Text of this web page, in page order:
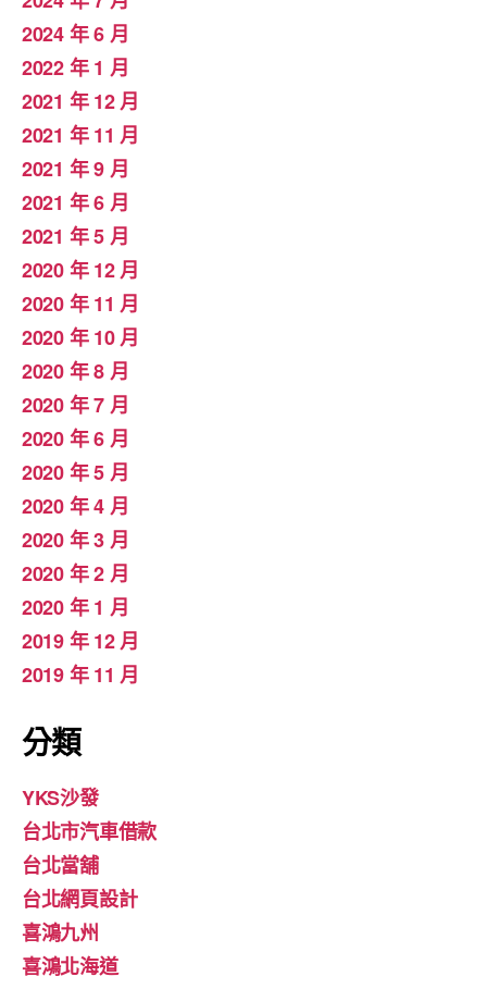
2024 年 6 月
2022 年 1 月
2021 年 12 月
2021 年 11 月
2021 年 9 月
2021 年 6 月
2021 年 5 月
2020 年 12 月
2020 年 11 月
2020 年 10 月
2020 年 8 月
2020 年 7 月
2020 年 6 月
2020 年 5 月
2020 年 4 月
2020 年 3 月
2020 年 2 月
2020 年 1 月
2019 年 12 月
2019 年 11 月
分類
YKS沙發
台北市汽車借款
台北當舖
台北網頁設計
喜鴻九州
喜鴻北海道